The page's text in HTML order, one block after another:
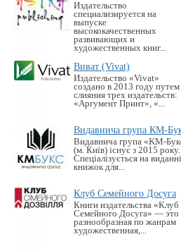
Издательство
специализируется на
выпуске
высококачественных
развивающих и
художественных книг...
Виват (Vivat)
Издательство «Vivat»
создано в 2013 году путем
слияния трех издательств:
«Аргумент Принт», «...
Видавнича група КМ-
Видавнича група «KM-
(м. Київ) існує з 2015 року.
Спеціалізується на виданні
книжок для...
Клуб Семейного Досуга
Книги издательства «Клуб
Семейного Досуга» — это
разнообразная по жанрам
художественная,...